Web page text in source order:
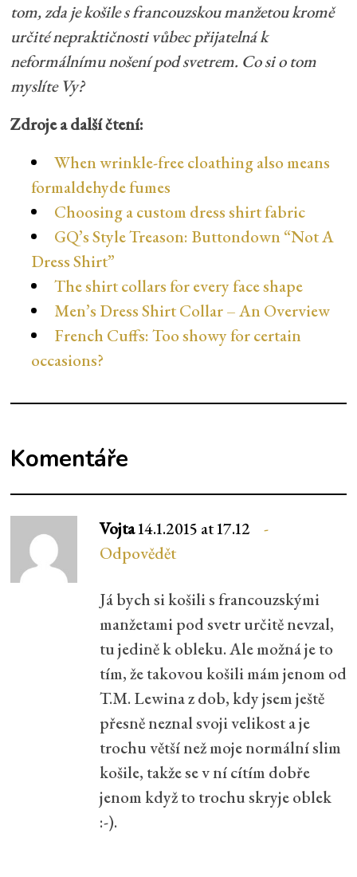
tom, zda je košile s francouzskou manžetou kromě
určité nepraktičnosti vůbec přijatelná k
neformálnímu nošení pod svetrem. Co si o tom
myslíte Vy?
Zdroje a další čtení:
When wrinkle-free cloathing also means
formaldehyde fumes
Choosing a custom dress shirt fabric
GQ’s Style Treason: Buttondown “Not A
Dress Shirt”
The shirt collars for every face shape
Men’s Dress Shirt Collar – An Overview
French Cuffs: Too showy for certain
occasions?
Komentáře
Vojta14.1.2015 at 17.12
Odpovědět
Já bych si košili s francouzskými
manžetami pod svetr určitě nevzal,
tu jedině k obleku. Ale možná je to
tím, že takovou košili mám jenom od
T.M. Lewina z dob, kdy jsem ještě
přesně neznal svoji velikost a je
trochu větší než moje normální slim
košile, takže se v ní cítím dobře
jenom když to trochu skryje oblek
:-).